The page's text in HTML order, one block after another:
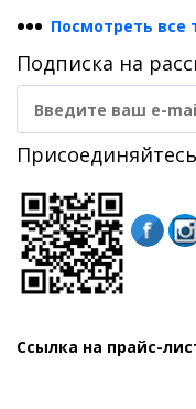
••• Посмотреть все
Подписка на
Ссылка на прайс-